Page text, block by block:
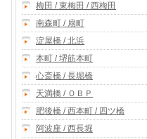
梅田 / 東梅田 / 西梅田
南森町 / 扇町
淀屋橋 / 北浜
本町 / 堺筋本町
心斎橋 / 長堀橋
天満橋 / ＯＢＰ
肥後橋 / 西本町 / 四ツ橋
阿波座 / 西長堀